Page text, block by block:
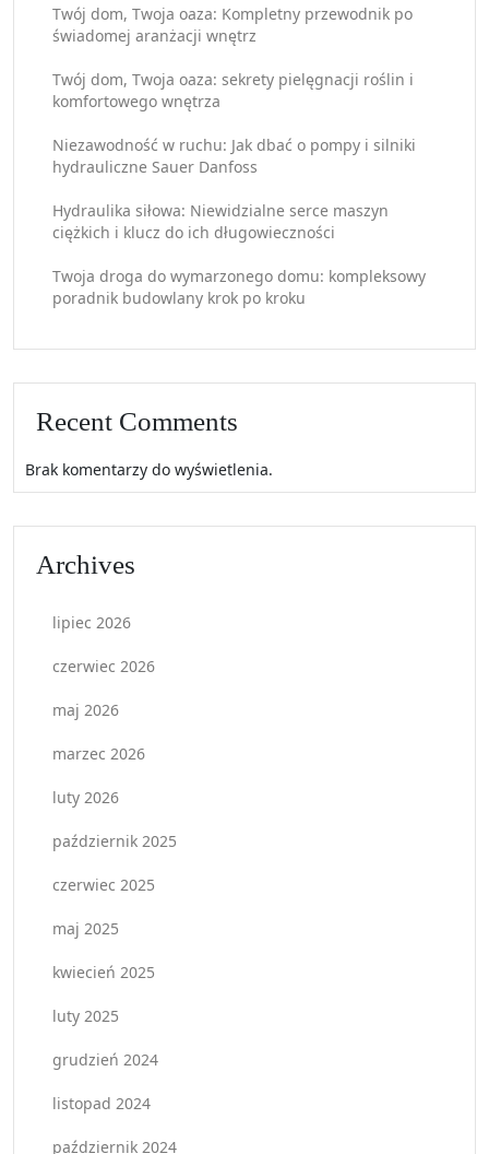
Twój dom, Twoja oaza: Kompletny przewodnik po
świadomej aranżacji wnętrz
Twój dom, Twoja oaza: sekrety pielęgnacji roślin i
komfortowego wnętrza
Niezawodność w ruchu: Jak dbać o pompy i silniki
hydrauliczne Sauer Danfoss
Hydraulika siłowa: Niewidzialne serce maszyn
ciężkich i klucz do ich długowieczności
Twoja droga do wymarzonego domu: kompleksowy
poradnik budowlany krok po kroku
Recent Comments
Brak komentarzy do wyświetlenia.
Archives
lipiec 2026
czerwiec 2026
maj 2026
marzec 2026
luty 2026
październik 2025
czerwiec 2025
maj 2025
kwiecień 2025
luty 2025
grudzień 2024
listopad 2024
październik 2024